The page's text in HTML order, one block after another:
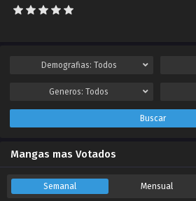
BlackLotus
2019-09-28
BlackLotus
2019-09-28
Capítulo 28.00
Demografias: Todos
Generos: Todos
Buscar
Mangas mas Votados
Semanal Mensual